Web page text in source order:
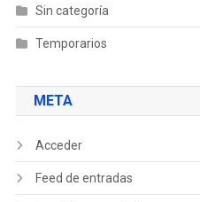
Sin categoría
Temporarios
META
Acceder
Feed de entradas